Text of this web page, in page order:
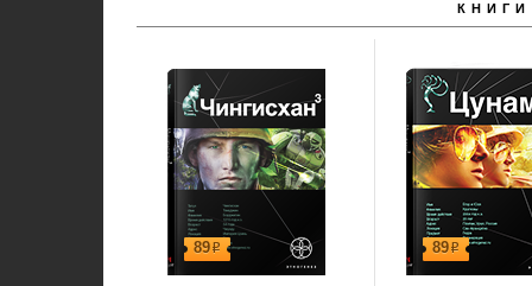
24 апреля стартовали продажи 2 книги
КНИГИ
89р 89р